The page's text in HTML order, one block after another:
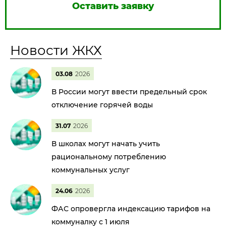
Оставить заявку
Новости ЖКХ
03.08 2026
В России могут ввести предельный срок
отключение горячей воды
31.07 2026
В школах могут начать учить
рациональному потреблению
коммунальных услуг
24.06 2026
ФАС опровергла индексацию тарифов на
коммуналку с 1 июля